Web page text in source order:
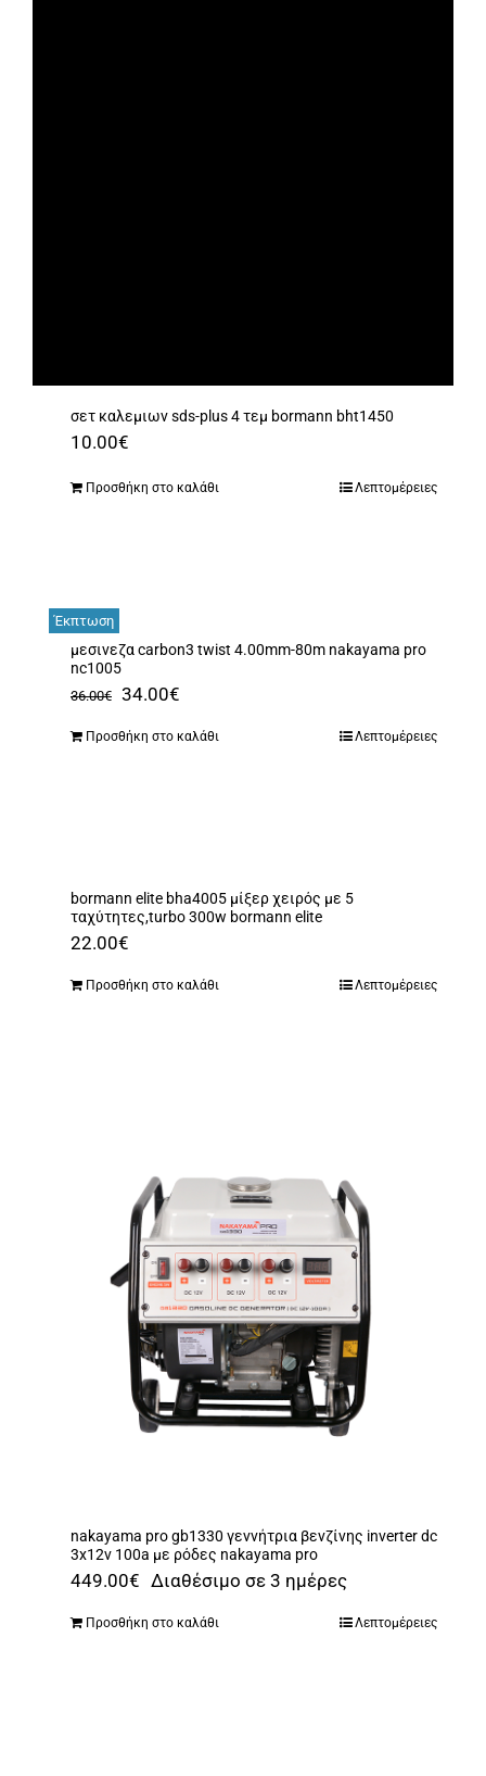
σετ καλεμιων sds-plus 4 τεμ bormann bht1450
10.00€
Προσθήκη στο καλάθι Λεπτομέρειες
Έκπτωση
μεσινεζα carbon3 twist 4.00mm-80m nakayama pro
nc1005
36.00€ Original
price
34.00€
τρέχουσα
Προσθήκη στο καλάθι Λεπτομέρειες
bormann elite bha4005 μίξερ χειρός με 5
ταχύτητες,turbo 300w bormann elite
22.00€
Προσθήκη στο καλάθι Λεπτομέρειες
nakayama pro gb1330 γεννήτρια βενζίνης inverter dc
3x12v 100a με ρόδες nakayama pro
449.00€ Διαθέσιμο σε 3 ημέρες
Προσθήκη στο καλάθι Λεπτομέρειες